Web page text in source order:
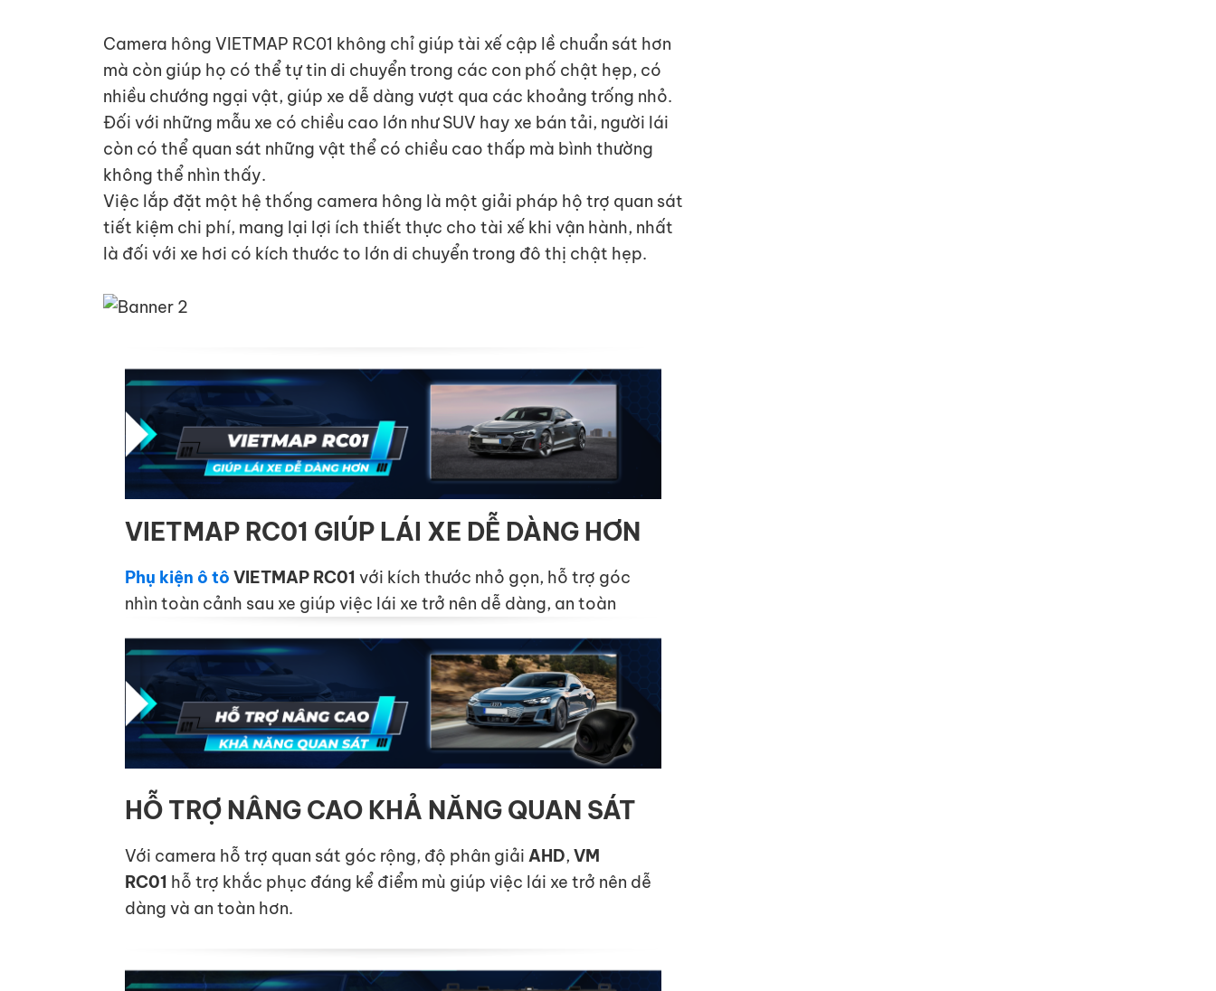
Camera hông VIETMAP RC01 không chỉ giúp tài xế cập lề chuẩn sát hơn
mà còn giúp họ có thể tự tin di chuyển trong các con phố chật hẹp, có
nhiều chướng ngại vật, giúp xe dễ dàng vượt qua các khoảng trống nhỏ.
Đối với những mẫu xe có chiều cao lớn như SUV hay xe bán tải, người lái
còn có thể quan sát những vật thể có chiều cao thấp mà bình thường
không thể nhìn thấy.
Việc lắp đặt một hệ thống camera hông là một giải pháp hộ trợ quan sát
tiết kiệm chi phí, mang lại lợi ích thiết thực cho tài xế khi vận hành, nhất
là đối với xe hơi có kích thước to lớn di chuyển trong đô thị chật hẹp.
VIETMAP RC01 GIÚP LÁI XE DỄ DÀNG HƠN
Phụ kiện ô tô VIETMAP RC01 với kích thước nhỏ gọn, hỗ trợ góc
nhìn toàn cảnh sau xe giúp việc lái xe trở nên dễ dàng, an toàn
HỖ TRỢ NÂNG CAO KHẢ NĂNG QUAN SÁT
Với camera hỗ trợ quan sát góc rộng, độ phân giải AHD, VM
RC01 hỗ trợ khắc phục đáng kể điểm mù giúp việc lái xe trở nên dễ
dàng và an toàn hơn.